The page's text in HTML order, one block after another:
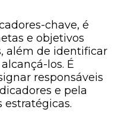
chave, é
e objetivos
além de identificar
los. É
responsáveis
e pela